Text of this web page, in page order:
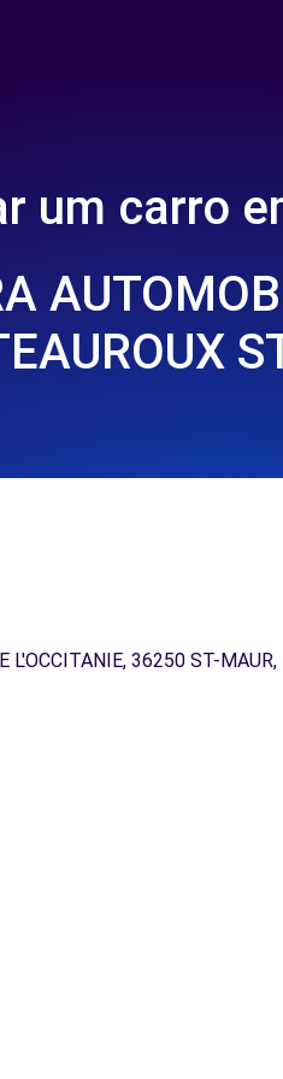
um carro
L'OCCITANIE, 36250 ST-MAUR,